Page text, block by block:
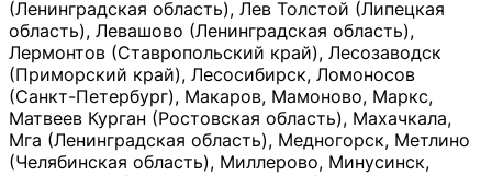
(Ленинградская область), Лев Толстой (Липецкая
область), Левашово (Ленинградская область),
Лермонтов (Ставропольский край), Лесозаводск
(Приморский край), Лесосибирск, Ломоносов
(Санкт-Петербург), Макаров, Мамоново, Маркс,
Матвеев Курган (Ростовская область), Махачкала,
Мга (Ленинградская область), Медногорск, Метлино
(Челябинская область), Миллерово, Минусинск,